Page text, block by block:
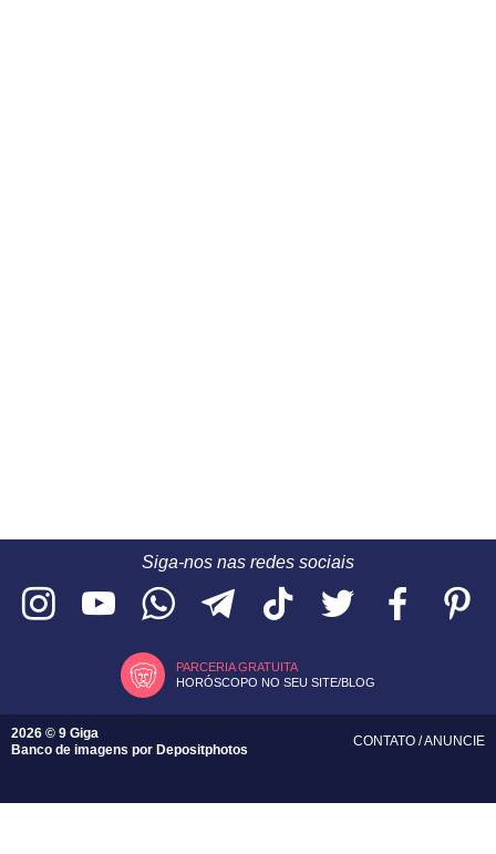
Siga-nos nas redes sociais
PARCERIA GRATUITA
HORÓSCOPO NO SEU SITE/BLOG
2026 © 9 Giga
Banco de imagens por Depositphotos
CONTATO /ANUNCIE